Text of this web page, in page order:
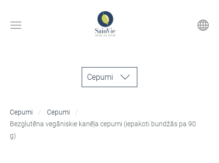
Cepumi
Cepumi
Cepumi
Bezglutēna vegāniskie kanēļa cepumi (iepakoti bundžās pa 90
g)